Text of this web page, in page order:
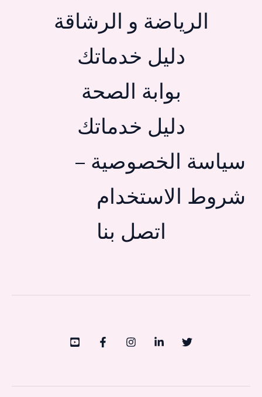
الرياضة و الرشاقة
دليل خدماتك
بوابة الصحة
دليل خدماتك
سياسة الخصوصية –
شروط الاستخدام
اتصل بنا